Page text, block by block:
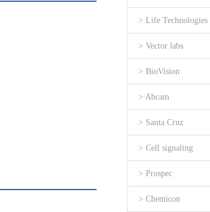
> Life Technologies
> Vector labs
> BioVision
> Abcam
> Santa Cruz
> Cell signaling
> Prospec
> Chemicon